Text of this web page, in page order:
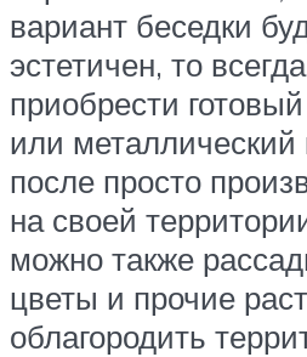
вариант беседки
эстетичен, то
приобрести
или металлический
после просто
на своей
можно также
цветы и прочие
облагородить